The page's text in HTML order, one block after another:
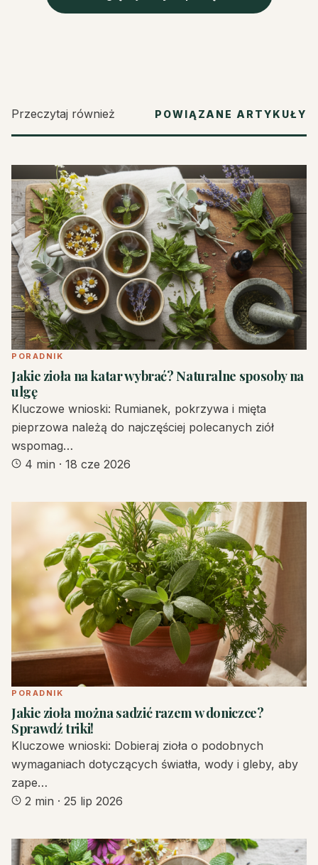
Przeczytaj również POWIĄZANE ARTYKUŁY
PORADNIK
Jakie zioła na katar wybrać? Naturalne sposoby na
ulgę
Kluczowe wnioski: Rumianek, pokrzywa i mięta
pieprzowa należą do najczęściej polecanych ziół
wspomag…
4 min · 18 cze 2026
PORADNIK
Jakie zioła można sadzić razem w doniczce?
Sprawdź triki!
Kluczowe wnioski: Dobieraj zioła o podobnych
wymaganiach dotyczących światła, wody i gleby, aby
zape…
2 min · 25 lip 2026